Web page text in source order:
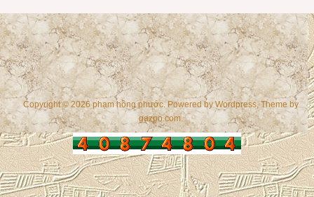
Copyright © 2026 phạm hồng phước. Powered byWordpress, Theme by
gazpo.com.